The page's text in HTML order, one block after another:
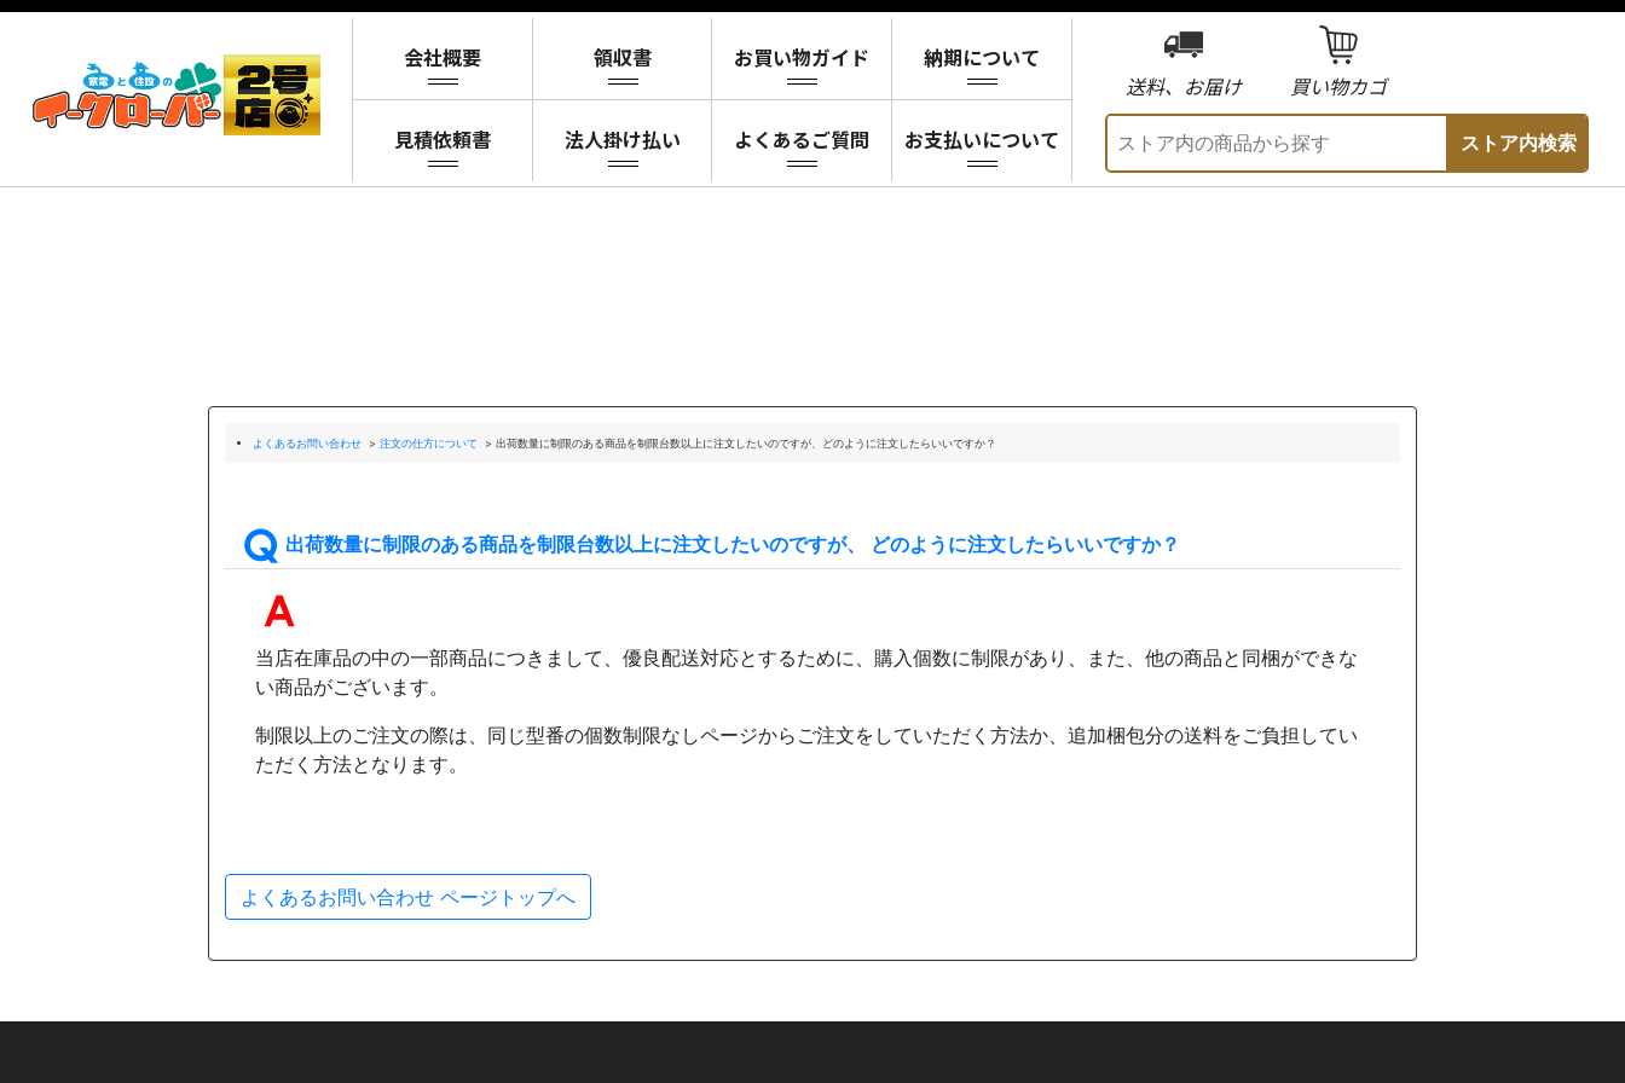
よくあるお問い合わせ > 注文の仕方について > 出荷数量に制限のある商品を制限台数以上に注文したいのですが、どのように注文したらいいですか？
出荷数量に制限のある商品を制限台数以上に注文したいのですが、 どのように注文したらいいですか？
当店在庫品の中の一部商品につきまして、優良配送対応とするために、購入個数に制限があり、また、他の商品と同梱ができな
い商品がございます。
制限以上のご注文の際は、同じ型番の個数制限なしページからご注文をしていただく方法か、追加梱包分の送料をご負担してい
ただく方法となります。
よくあるお問い合わせ ページトップへ